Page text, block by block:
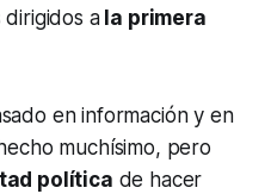
ala primera
en información y en
muchísimo, pero
política de hacer